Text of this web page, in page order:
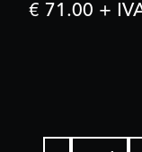
€ 71.00 +